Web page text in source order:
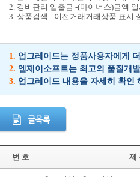
2. 경비관리 입출금 -(마이너스)금액
3. 상품검색 - 이전거래거래상품 표시
1. 업그레이드는 정품사용자에게
2. 엠제이소프트는 최고의 품질개
3. 업그레이드 내용을 자세히 확인
번 호 제